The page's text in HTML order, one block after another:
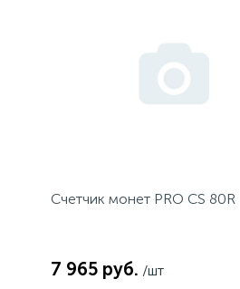
Счетчик монет PRO CS 80R
7 965 руб. /шт